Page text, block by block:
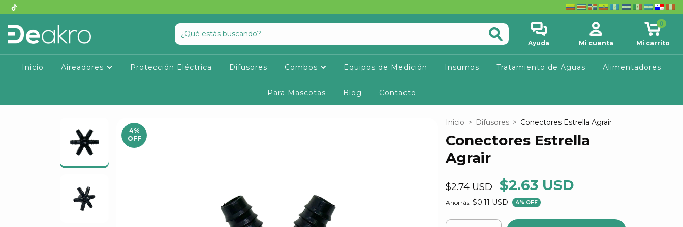
Ayuda Mi cuenta Mi carrito
0
Inicio Aireadores Protección Eléctrica Difusores Combos Equipos de Medición Insumos Tratamiento de Aguas Alimentadores
Para Mascotas Blog Contacto
4%
OFF
Inicio > Difusores > Conectores Estrella Agrair
Conectores Estrella
Agrair
$2.74 USD $2.63 USD
Ahorrás: $0.11 USD 4% OFF